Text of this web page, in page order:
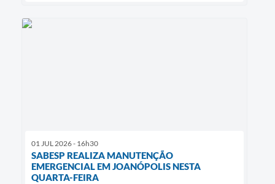
01 JUL 2026 - 16h30
SABESP REALIZA MANUTENÇÃO
EMERGENCIAL EM JOANÓPOLIS NESTA
QUARTA-FEIRA